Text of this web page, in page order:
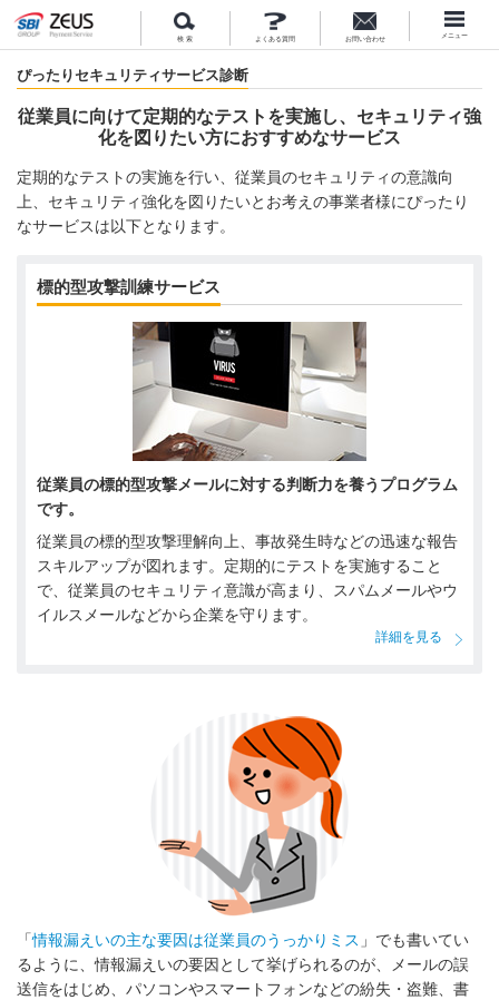
メニュー
お問い合わせ
よくある質問
検 索
ぴったりセキュリティサービス診断
従業員に向けて定期的なテストを実施し、 セキュリティ強
化を図りたい方におすすめなサービス
定期的なテストの実施を行い、従業員のセキュリティの意識向
上、セキュリティ強化を図りたいとお考えの事業者様にぴったり
なサービスは以下となります。
標的型攻撃訓練サービス
従業員の標的型攻撃メールに対する判断力を養うプログラム
です。
従業員の標的型攻撃理解向上、事故発生時などの迅速な報告
スキルアップが図れます。定期的にテストを実施すること
で、従業員のセキュリティ意識が高まり、スパムメールやウ
イルスメールなどから企業を守ります。
詳細を見る
「情報漏えいの主な要因は従業員のうっかりミス 」でも書いてい
るように、情報漏えいの要因として挙げられるのが、メールの誤
送信をはじめ、パソコンやスマートフォンなどの紛失・盗難、書